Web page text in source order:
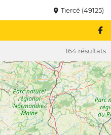
Tiercé (49125)
164 résultats